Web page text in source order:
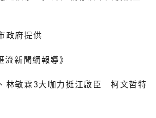
政府提供
流新聞網報導》
林敏霖3大咖力挺江啟臣 柯文哲特